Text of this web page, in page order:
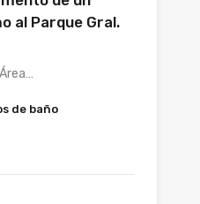
al Parque Gral.
de baño